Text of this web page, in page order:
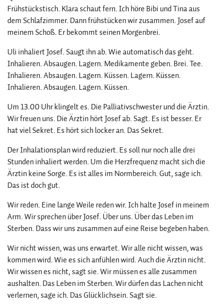
Frühstückstisch. Klara schaut fern. Ich höre Bibi und Tina aus
dem Schlafzimmer. Dann frühstücken wir zusammen. Josef auf
meinem Schoß. Er bekommt seinen Morgenbrei.
Uli inhaliert Josef. Saugt ihn ab. Wie automatisch das geht.
Inhalieren. Absaugen. Lagern. Medikamente geben. Brei. Tee.
Inhalieren. Absaugen. Lagern. Küssen. Lagern. Küssen.
Inhalieren. Absaugen. Lagern. Küssen.
Um 13.00 Uhr klingelt es. Die Palliativschwester und die Ärztin.
Wir freuen uns. Die Ärztin hört Josef ab. Sagt. Es ist besser. Er
hat viel Sekret. Es hört sich locker an. Das Sekret.
Der Inhalationsplan wird reduziert. Es soll nur noch alle drei
Stunden inhaliert werden. Um die Herzfrequenz macht sich die
Ärztin keine Sorge. Es ist alles im Normbereich. Gut, sage ich.
Das ist doch gut.
Wir reden. Eine lange Weile reden wir. Ich halte Josef in meinem
Arm. Wir sprechen über Josef. Über uns. Über das Leben im
Sterben. Dass wir uns zusammen auf eine Reise begeben haben.
Wir nicht wissen, was uns erwartet. Wir alle nicht wissen, was
kommen wird. Wie es sich anfühlen wird. Auch die Ärztin nicht.
Wir wissen es nicht, sagt sie. Wir müssen es alle zusammen
aushalten. Das Leben im Sterben. Wir dürfen das Lachen nicht
verlernen, sage ich. Das Glücklichsein. Sagt sie.